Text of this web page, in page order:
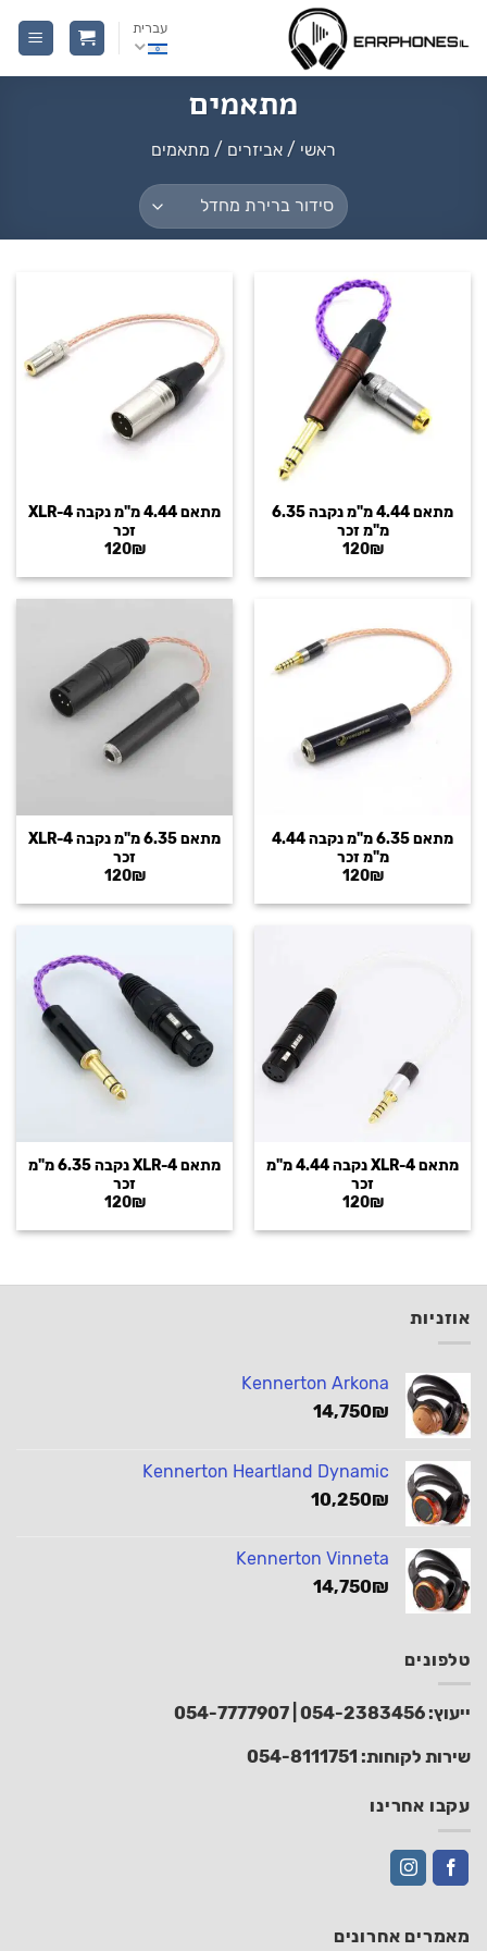
content
עברית
מתאמים
ראשי / אביזרים / מתאמים
מתאם 4.44 מ"מ נקבה 6.35
מ"מ זכר
120₪
מתאם 4.44 מ"מ נקבה XLR-4
זכר
120₪
מתאם 6.35 מ"מ נקבה 4.44
מ"מ זכר
120₪
מתאם 6.35 מ"מ נקבה XLR-4
זכר
120₪
מתאם XLR-4 נקבה 4.44 מ"מ
זכר
120₪
מתאם XLR-4 נקבה 6.35 מ"מ
זכר
120₪
אוזניות
Kennerton Arkona
14,750₪
Kennerton Heartland Dynamic
10,250₪
Kennerton Vinneta
14,750₪
טלפונים
ייעוץ: 054-2383456
054-7777907
שירות לקוחות: 054-8111751
עקבו אחרינו
מאמרים אחרונים